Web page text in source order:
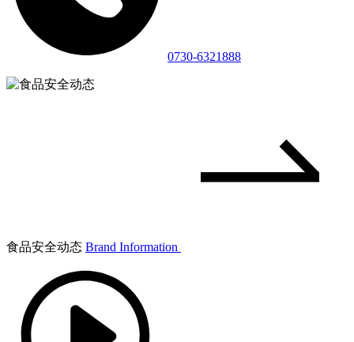
0730-6321888
食品安全动态 Brand Information